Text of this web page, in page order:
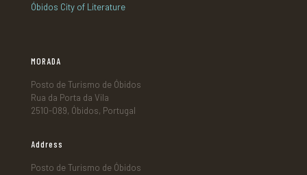
Óbidos City of Literature
MORADA
Posto de Turismo de Óbidos
Rua da Porta da Vila
2510-089, Óbidos, Portugal
Address
Posto de Turismo de Óbidos